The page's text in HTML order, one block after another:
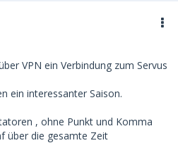
VPN ein Verbindung zum Servus
ein interessanter Saison.
, ohne Punkt und Komma
über die gesamte Zeit